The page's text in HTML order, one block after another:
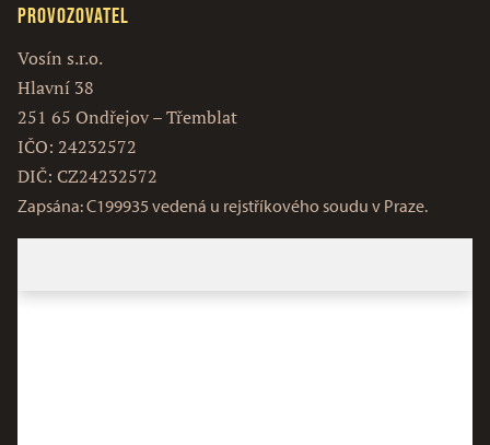
Provozovatel
Vosín s.r.o.
Hlavní 38
251 65 Ondřejov – Třemblat
IČO: 24232572
DIČ: CZ24232572
Zapsána: C199935 vedená u rejstříkového soudu v Praze.